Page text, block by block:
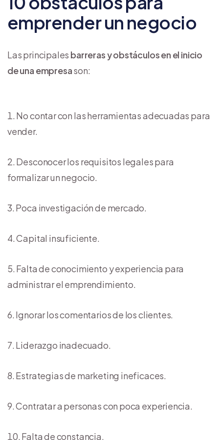
emprender un negocio
Las principales barreras y obstáculos en el inicio
de una empresason:
No contar con las herramientas adecuadas para
vender.
Desconocer los requisitos legales para
formalizar un negocio.
Poca investigación de mercado.
Capital insuficiente.
Falta de conocimiento y experiencia para
administrar el emprendimiento.
Ignorar los comentarios de los clientes.
Liderazgo inadecuado.
Estrategias de marketing ineficaces.
Contratar a personas con poca experiencia.
Falta de constancia.